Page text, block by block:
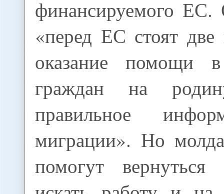
финансируемого ЕС.
«перед ЕС стоят
оказание помощи
граждан на
правильное
миграции». Но
помогут